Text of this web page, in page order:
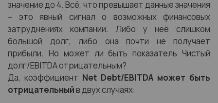
значение до 4. Всё, что превышает данные значения
– это явный сигнал о возможных финансовых
затруднениях компании. Либо у неё слишком
большой долг, либо она почти не получает
прибыли. Но может ли быть показатель Чистый
долг/EBITDA отрицательным?
Да, коэффициент Net Debt/EBITDA может быть
отрицательныйв двух случаях: